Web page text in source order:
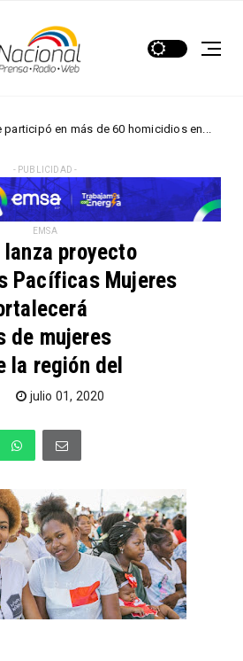
más de 60 homicidios en...
- PUBLICIDAD -
EMSA
proyecto
Pacíficas Mujeres
de mujeres
la región del
julio 01, 2020